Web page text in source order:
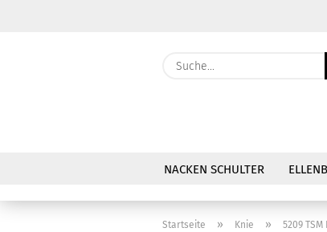
NACKEN SCHULTER
Startseite » Knie » 5209